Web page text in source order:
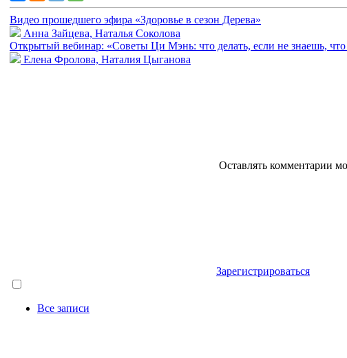
Видео прошедшего эфира «Здоровье в сезон Дерева»
Анна Зайцева, Наталья Соколова
Открытый вебинар: «Советы Ци Мэнь: что делать, если не знаешь, что
Елена Фролова, Наталия Цыганова
Оставлять комментарии
Зарегистрироваться
Все записи